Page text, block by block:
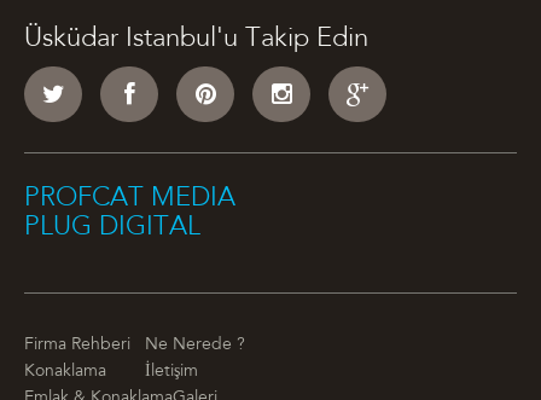
Üsküdar Istanbul'u Takip Edin
PROFCAT MEDIA
PLUG DIGITAL
Firma Rehberi
Ne Nerede ?
Konaklama
İletişim